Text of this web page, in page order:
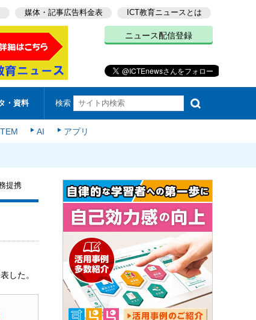
媒体・記事広告料金表 ICT教育ニュースとは
ニュース配信登録
・資料 検索
AI アプリ
提携
した。